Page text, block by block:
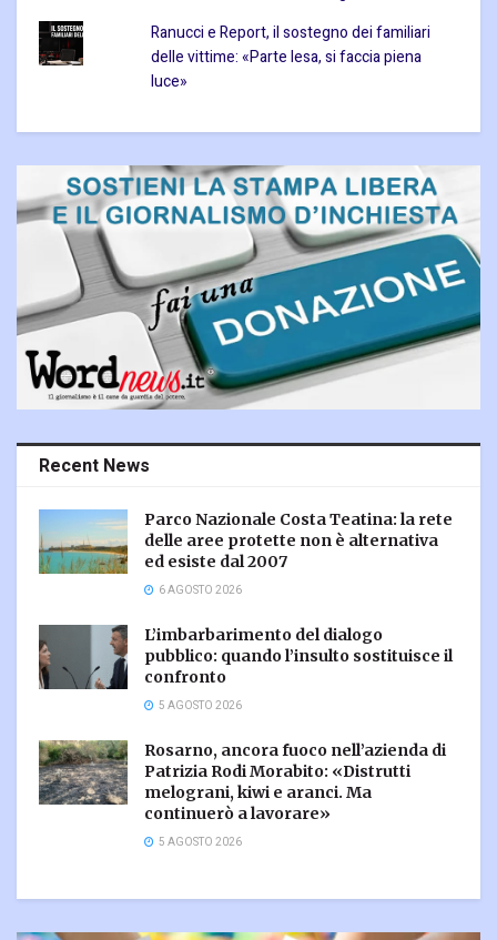
Ranucci e Report, il sostegno dei familiari
delle vittime: «Parte lesa, si faccia piena
luce»
Recent News
Parco Nazionale Costa Teatina: la rete
delle aree protette non è alternativa
ed esiste dal 2007
6 AGOSTO 2026
L’imbarbarimento del dialogo
pubblico: quando l’insulto sostituisce il
confronto
5 AGOSTO 2026
Rosarno, ancora fuoco nell’azienda di
Patrizia Rodi Morabito: «Distrutti
melograni, kiwi e aranci. Ma
continuerò a lavorare»
5 AGOSTO 2026